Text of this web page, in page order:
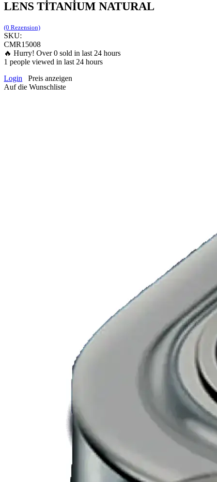
LENS TİTANİUM NATURAL
(0 Rezension)
SKU:
CMR15008
🔥 Hurry! Over0 sold in last 24 hours
1 people viewed in last 24 hours
Login
Preis anzeigen
Auf die Wunschliste